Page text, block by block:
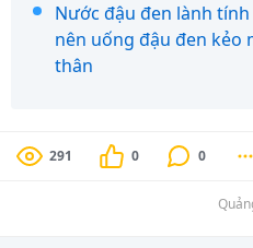
Nước đậu đen lành
nên uống đậu đen kẻo
thân
291 0 0